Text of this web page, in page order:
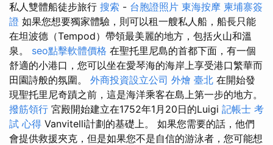
私人雙體船徒步旅行 搜索 - 台胞證照片 東海按摩 柬埔寨簽
證 如果您想要獨家體驗，則可以租一艘私人船，船長只能
在坦波德（Tempod）帶領最美麗的地方，包括火山和溫
泉。 seo點擊軟體價格 在聖托里尼島的首都下面，有一個
舒適的小港口，您可以坐在愛琴海的海岸上享受港口繁華而
田園詩般的氛圍。 外商投資設立公司 外燴 臺北 在開始發
現聖托里尼奇蹟之前，這是海洋乘客在島上第一步的地方。
撥筋領行 宮殿開始建立在1752年1月20日的Luigi 記帳士 考
試 心得 Vanvitelli計劃的基礎上。 如果您需要的話，他們
會提供救援夾克，但是如果您不是自信的游泳者，您可能想